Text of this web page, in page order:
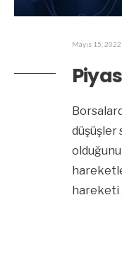
Mayıs 15, 2022
düşüşler
hareketi